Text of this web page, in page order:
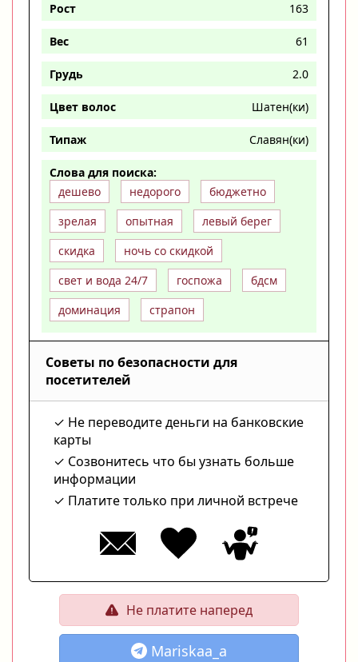
Рост 163
Вес 61
Грудь 2.0
Цвет волос Шатен(ки)
Типаж Славян(ки)
Слова для поиска:
дешево
недорого
бюджетно
зрелая
опытная
левый берег
скидка
ночь со скидкой
свет и вода 24/7
госпожа
бдсм
доминация
страпон
Советы по безопасности для
посетителей
Не переводите деньги на банковские
карты
Созвонитесь что бы узнать больше
информации
Платите только при личной встрече
Не платите наперед
Mariskaa_a